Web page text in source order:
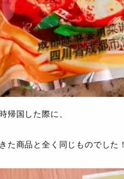
帰国した際に、
た商品と全く同じものでした！